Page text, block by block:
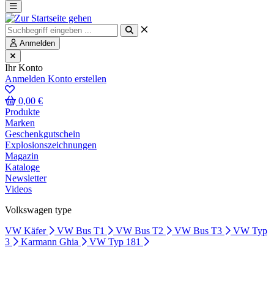
Anmelden
Ihr Konto
Anmelden Konto erstellen
0,00 €
Produkte
Marken
Geschenkgutschein
Explosionszeichnungen
Magazin
Kataloge
Newsletter
Videos
Volkswagen type
VW Käfer
VW Bus T1 VW Bus T2 VW Bus T3
VW Typ
3
Karmann Ghia VW Typ 181